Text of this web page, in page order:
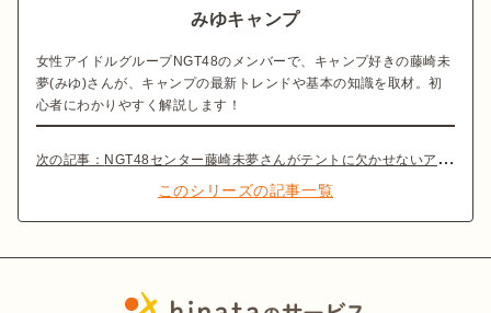
みゆキャンプ
女性アイドルグループNGT48のメンバーで、キャンプ好きの藤崎未
夢(みゆ)さんが、キャンプの最新トレンドや基本の知識を取材。初
心者にわかりやすく解説します！
次の記事： NGT48センター藤崎未夢さんがテントに欠かせないアレを学ぶ！【みゆキャンプ】
このシリーズの記事一覧